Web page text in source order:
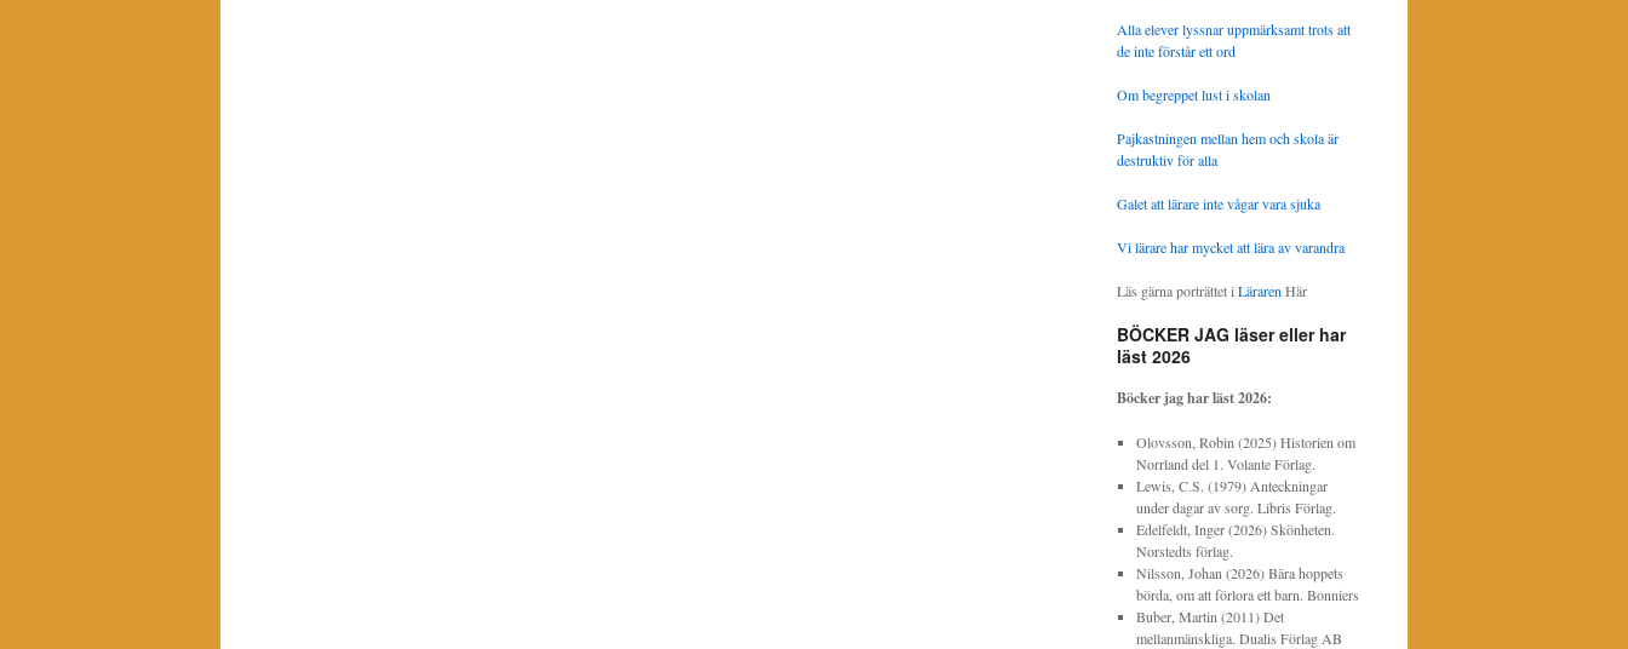
Alla elever lyssnar uppmärksamt trots att
de inte förstår ett ord
Om begreppet lust i skolan
Pajkastningen mellan hem och skola är
destruktiv för alla
Galet att lärare inte vågar vara sjuka
Vi lärare har mycket att lära av varandra
Läs gärna porträttet i Läraren Här
BÖCKER JAG läser eller har
läst 2026
Böcker jag har läst2026:
Olovsson, Robin (2025) Historien om
Norrland del 1. Volante Förlag.
Lewis, C.S. (1979) Anteckningar
under dagar av sorg. Libris Förlag.
Edelfeldt, Inger (2026) Skönheten.
Norstedts förlag.
Nilsson, Johan (2026) Bära hoppets
börda, om att förlora ett barn. Bonniers
Buber, Martin (2011) Det
mellanmänskliga. Dualis Förlag AB